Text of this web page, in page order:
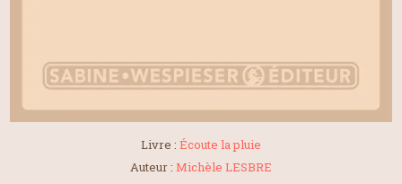
Livre : Écoute la pluie
Auteur : Michèle LESBRE